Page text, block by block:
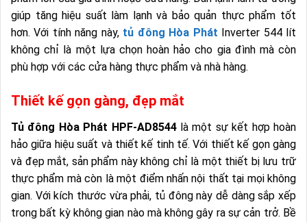
giúp tăng hiệu suất làm lạnh và bảo quản thực phẩm tốt
hơn. Với tính năng này, tủ đông Hòa Phát Inverter 544 lít
không chỉ là một lựa chọn hoàn hảo cho gia đình mà còn
phù hợp với các cửa hàng thực phẩm và nhà hàng.
Thiết kế gọn gàng, đẹp mắt
Tủ đông Hòa Phát HPF-AD8544là một sự kết hợp hoàn
hảo giữa hiệu suất và thiết kế tinh tế. Với thiết kế gọn gàng
và đẹp mắt, sản phẩm này không chỉ là một thiết bị lưu trữ
thực phẩm mà còn là một điểm nhấn nội thất tại mọi không
gian. Với kích thước vừa phải, tủ đông này dễ dàng sắp xếp
trong bất kỳ không gian nào mà không gây ra sự cản trở. Bề